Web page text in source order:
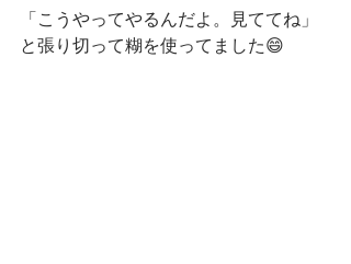
「こうやってやるんだよ。見ててね」
と張り切って糊を使ってました😄